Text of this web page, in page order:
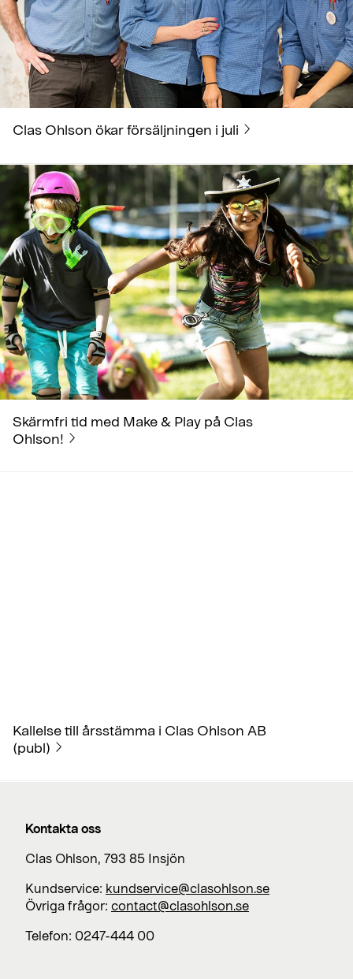
Clas Ohlson ökar försäljningen i juli
Skärmfri tid med Make & Play på Clas
Ohlson!
Kallelse till årsstämma i Clas Ohlson AB
(publ)
Kontakta oss
Clas Ohlson, 793 85 Insjön
Kundservice: kundservice@clasohlson.se
Övriga frågor: contact@clasohlson.se
Telefon: 0247-444 00